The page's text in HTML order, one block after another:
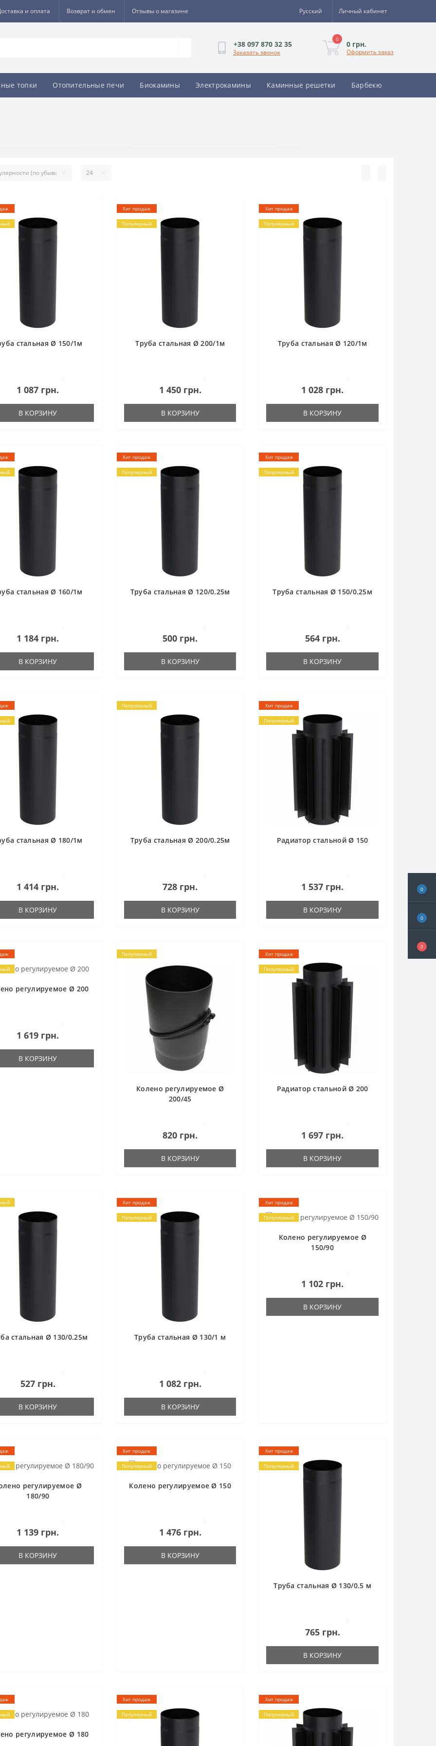
0
0
0
и оплата Возврат и обмен Отзывы о магазине Русский Личный кабинет
+38 097 870 32 35
Заказать звонок
0
0 грн.
Оформить заказ
топки Отопительные печи Биокамины Электрокамины Каминные решетки Барбекю
стальная Ø 150/1м
1 087 грн.
В КОРЗИНУ
Хит продаж
Популярный
Труба стальная Ø 200/1м
1 450 грн.
В КОРЗИНУ
Хит продаж
Популярный
Труба стальная Ø 120/1м
1 028 грн.
В КОРЗИНУ
стальная Ø 160/1м
1 184 грн.
В КОРЗИНУ
Хит продаж
Популярный
Труба стальная Ø 120/0.25м
500 грн.
В КОРЗИНУ
Хит продаж
Популярный
Труба стальная Ø 150/0.25м
564 грн.
В КОРЗИНУ
стальная Ø 180/1м
1 414 грн.
В КОРЗИНУ
Популярный
Труба стальная Ø 200/0.25м
728 грн.
В КОРЗИНУ
Хит продаж
Популярный
Радиатор стальной Ø 150
1 537 грн.
В КОРЗИНУ
регулируемое Ø 200
1 619 грн.
В КОРЗИНУ
Популярный
Колено регулируемое Ø
200/45
820 грн.
В КОРЗИНУ
Хит продаж
Популярный
Радиатор стальной Ø 200
1 697 грн.
В КОРЗИНУ
стальная Ø 130/0.25м
527 грн.
В КОРЗИНУ
Хит продаж
Популярный
Труба стальная Ø 130/1 м
1 082 грн.
В КОРЗИНУ
Хит продаж
Популярный
Колено регулируемое Ø
150/90
1 102 грн.
В КОРЗИНУ
регулируемое Ø
180/90
1 139 грн.
В КОРЗИНУ
Хит продаж
Популярный
Колено регулируемое Ø 150
1 476 грн.
В КОРЗИНУ
Хит продаж
Популярный
Труба стальная Ø 130/0.5 м
765 грн.
В КОРЗИНУ
регулируемое Ø 180
Хит продаж
Популярный
Хит продаж
Популярный